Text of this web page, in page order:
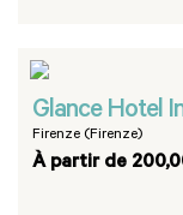
Glance Hotel
Firenze (Firenze)
À partir de